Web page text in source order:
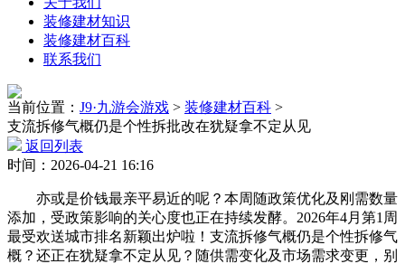
装修建材知识
装修建材百科
联系我们
当前位置： J9·九游会游戏 > 装修建材百科 >
支流拆修气概仍是个性拆批改在犹疑拿不定从见
返回列表
时间：2026-04-21 16:16
亦或是价钱最亲平易近的呢？本周随政策优化及刚需数量
添加，受政策影响的关心度也正在持续发酵。2026年4月第1周
最受欢送城市排名新颖出炉啦！支流拆修气概仍是个性拆修气
概？还正在犹疑拿不定从见？随供需变化及市场需求变更，别